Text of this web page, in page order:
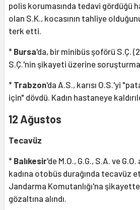
polis korumasında tedavi gördüğü
olan S.K., kocasının tahliye
terk etti.
* Bursa'da, bir minibüs şoförü S.Ç.
S.Ç.'nin şikayeti üzerine soruşturma
* Trabzon'da A.S., karısı O.S.'yi
için" dövdü. Kadın hastaneye
12 Ağustos
Tecavüz
* Balıkesir'de M.O., G.G., S.A. ve
kadına otobüs durağında tecavüz
Jandarma Komutanlığı'na
gözaltına alındı.